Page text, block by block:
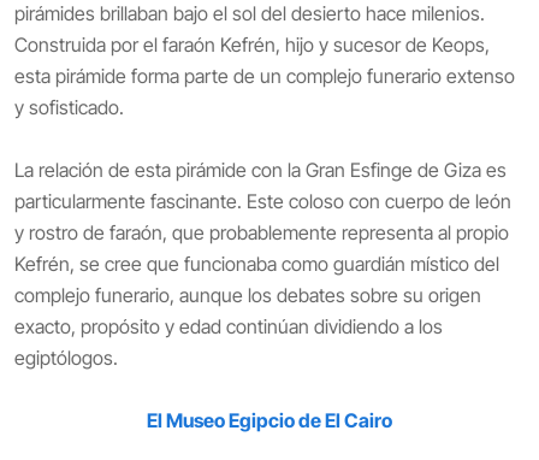
pirámides brillaban bajo el sol del desierto hace milenios.
Construida por el faraón Kefrén, hijo y sucesor de Keops,
esta pirámide forma parte de un complejo funerario extenso
y sofisticado.
La relación de esta pirámide con la Gran Esfinge de Giza es
particularmente fascinante. Este coloso con cuerpo de león
y rostro de faraón, que probablemente representa al propio
Kefrén, se cree que funcionaba como guardián místico del
complejo funerario, aunque los debates sobre su origen
exacto, propósito y edad continúan dividiendo a los
egiptólogos.
El Museo Egipcio de El Cairo